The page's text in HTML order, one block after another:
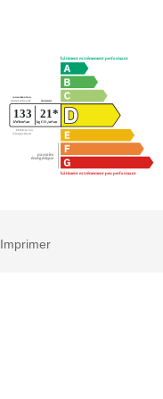
Imprimer